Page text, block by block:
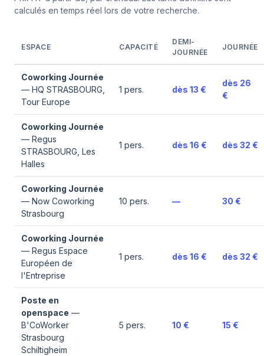
calculés en temps réel lors de votre recherche.
ESPACE CAPACITÉ
DEMI-
JOURNÉE
JOURNÉE
Coworking Journée
— HQ STRASBOURG,
Tour Europe
1 pers. dès 13 €
dès 26
€
Coworking Journée
— Regus
STRASBOURG, Les
Halles
1 pers. dès 16 € dès 32 €
Coworking Journée
— Now Coworking
Strasbourg
10 pers. — 30 €
Coworking Journée
— Regus Espace
Européen de
l'Entreprise
1 pers. dès 16 € dès 32 €
Poste en
openspace —
B'CoWorker
Strasbourg
Schiltigheim
5 pers. 10 € 15 €